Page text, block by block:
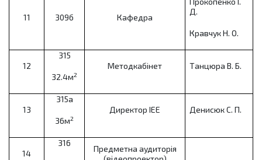
11 309б Кафедра
Д.
Кравчук Н. О.
12
315
32.4м2
Методкабінет Танцюра В. Б.
13
315а
36м2
Директор ІЕЕ Денисюк С. П.
14
316
Предметна аудиторія